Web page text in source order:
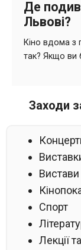
Заходи
Вистави
Спорт
Лекції